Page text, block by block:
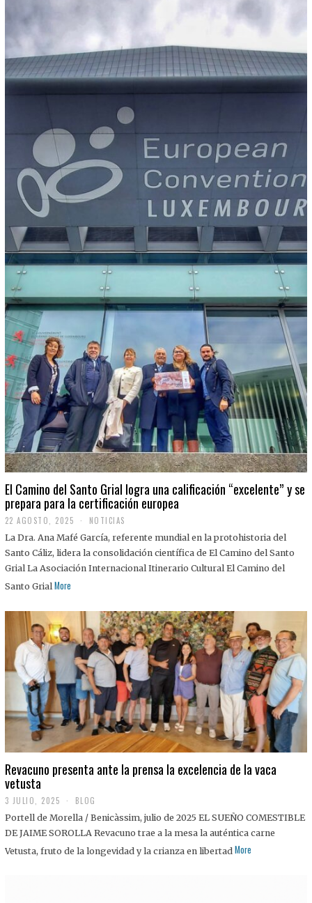
El Camino del Santo Grial logra una calificación “excelente” y se
prepara para la certificación europea
22 AGOSTO, 2025
2
A
G
O
S
2
5
NOTICIAS
La Dra. Ana Mafé García, referente mundial en la protohistoria del
Santo Cáliz, lidera la consolidación científica de El Camino del Santo
Grial La Asociación Internacional Itinerario Cultural El Camino del
Santo Grial More
Revacuno presenta ante la prensa la excelencia de la vaca
vetusta
3 JULIO, 2025
J
U
I
BLOG
Portell de Morella / Benicàssim, julio de 2025 EL SUEÑO COMESTIBLE
DE JAIME SOROLLA Revacuno trae a la mesa la auténtica carne
Vetusta, fruto de la longevidad y la crianza en libertad More